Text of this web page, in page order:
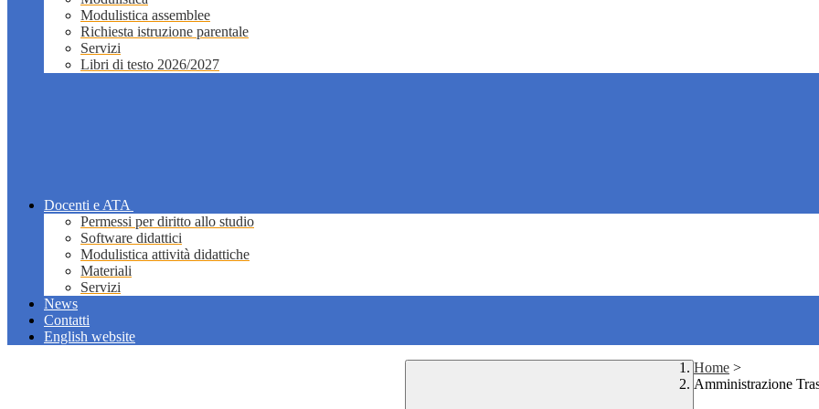
Modulistica assemblee
Richiesta istruzione parentale
Servizi
Libri di testo 2026/2027
Docenti e ATA
Permessi per diritto allo studio
Software didattici
Modulistica attività didattiche
Materiali
Servizi
News
Contatti
English website
Home >
Amministrazione